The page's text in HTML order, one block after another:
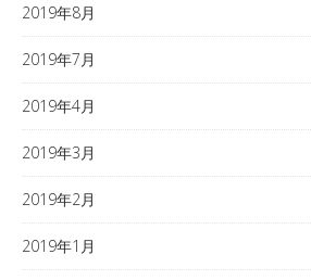
2019年8月
2019年7月
2019年4月
2019年3月
2019年2月
2019年1月